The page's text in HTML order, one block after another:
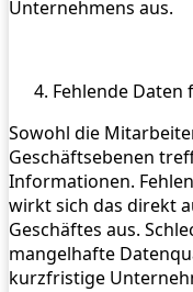
Unternehmens aus.
Fehlende Daten
Sowohl die
Geschäftsebenen
Informationen.
wirkt sich das direkt
Geschäftes aus.
mangelhafte
kurzfristige